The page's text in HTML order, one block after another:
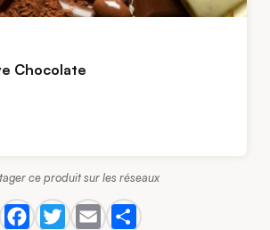
Chocolate
ce produit sur les réseaux